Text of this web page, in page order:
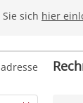
sich hier